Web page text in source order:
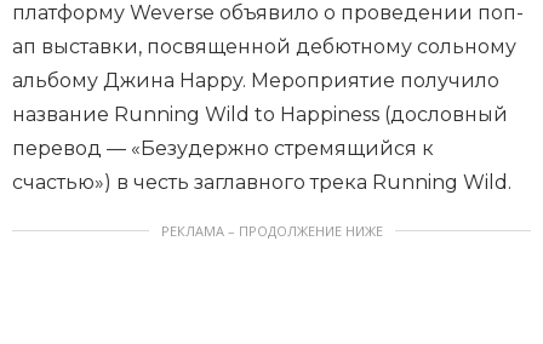
платформу Weverse объявило о проведении поп-
ап выставки, посвященной дебютному сольному
альбому Джина Happy. Мероприятие получило
название Running Wild to Happiness (дословный
перевод — «Безудержно стремящийся к
счастью») в честь заглавного трека Running Wild.
РЕКЛАМА – ПРОДОЛЖЕНИЕ НИЖЕ